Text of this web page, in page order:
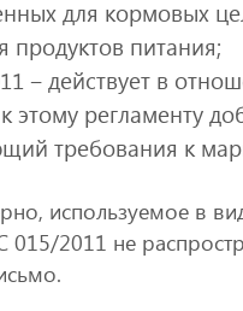
для кормовых
продуктов питания;
‒ действует в
этому регламенту
требования к
используемое в
015/2011 не